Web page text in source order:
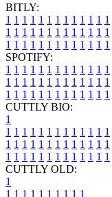
BITLY:
1 1 1 1 1 1 1 1 1 1 1 1 1
1 1 1 1 1 1 1 1 1 1 1 1 1
1 1 1 1 1 1 1 1 1 1 1 1 1
SPOTIFY:
1 1 1 1 1 1 1 1 1 1 1 1 1
1 1 1 1 1 1 1 1 1 1 1 1 1
1 1 1 1 1 1 1 1 1 1 1 1 1
CUTTLY BIO:
1
1 1 1 1 1 1 1 1 1 1 1 1 1
1 1 1 1 1 1 1 1 1 1 1 1 1
1 1 1 1 1 1 1 1 1 1 1 1 1
CUTTLY OLD:
1
1 1 1 1 1 1 1 1 1 1